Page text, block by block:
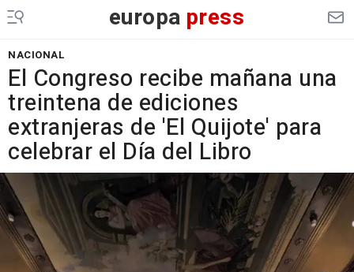
europa press
NACIONAL
El Congreso recibe mañana una
treintena de ediciones
extranjeras de 'El Quijote' para
celebrar el Día del Libro